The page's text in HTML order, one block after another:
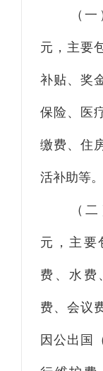
（
元，主要
补贴、奖
保险、医
缴费、住
活补助等。
（
元，主要
费、水费
费、会议
因公出国